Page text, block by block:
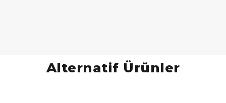
Alternatif Ürünler